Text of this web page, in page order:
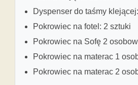
Dyspenser do taśmy
Pokrowiec na fotel: 2 sztuki
Pokrowiec na Sofę 2
Pokrowiec na materac 1
Pokrowiec na materac 2